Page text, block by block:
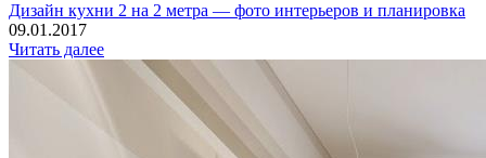
Дизайн кухни 2 на 2 метра — фото интерьеров и планировка
09.01.2017
Читать далее